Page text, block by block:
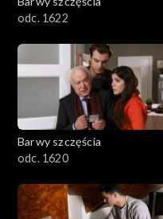
odc. 1622
Barwy szczęścia
odc. 1620